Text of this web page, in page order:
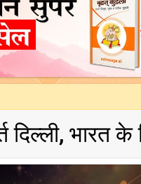
दिल्ली, भारत के